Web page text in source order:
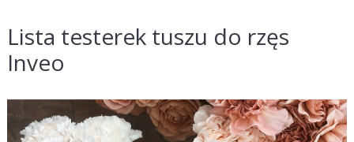
Lista testerek tuszu do rzęs
Inveo